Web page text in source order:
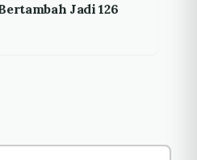
Jadi 126